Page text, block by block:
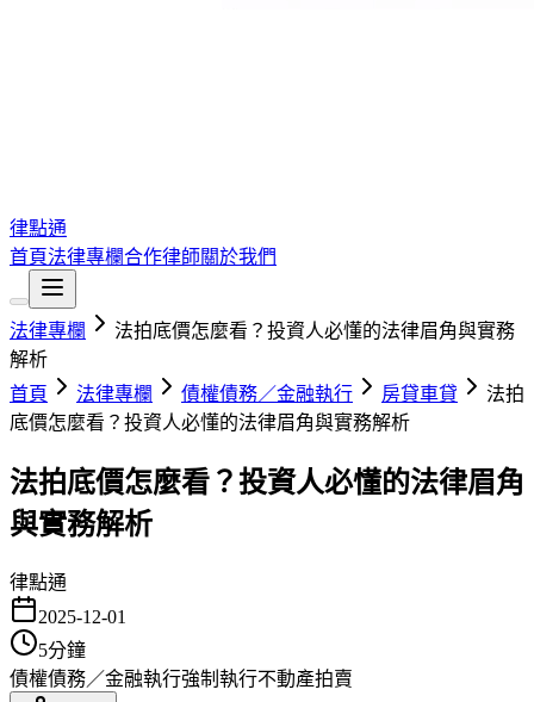
律點通
首頁法律專欄合作律師關於我們
法律專欄
法拍底價怎麼看？投資人必懂的法律眉角與實務
解析
首頁
法律專欄 債權債務／金融執行 房貸車貸
法拍
底價怎麼看？投資人必懂的法律眉角與實務解析
法拍底價怎麼看？投資人必懂的法律眉角
與實務解析
律點通
2025-12-01
5分鐘
債權債務／金融執行強制執行不動產拍賣